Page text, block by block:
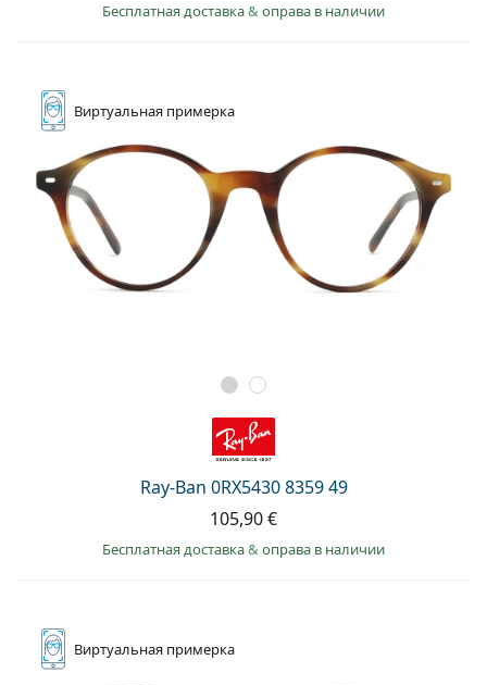
Бесплатная доставка& оправа в наличии
Виртуальная примерка
Ray-Ban 0RX5430 8359 49
105,90 €
Бесплатная доставка& оправа в наличии
Виртуальная примерка